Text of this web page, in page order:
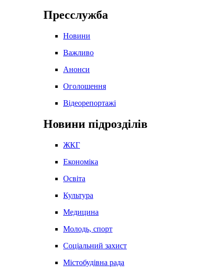
Пресслужба
Новини
Важливо
Анонси
Оголошення
Відеорепортажі
Новини підрозділів
ЖКГ
Економіка
Освіта
Культура
Медицина
Молодь, спорт
Соціальний захист
Містобудівна рада